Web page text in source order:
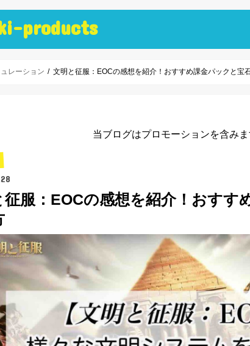
products
レーション 文明と征服：EOCの感想を紹介！おすすめ課金パックと宝
当ブログはプロモーションを含みま
征服：EOCの感想を紹介！おすす